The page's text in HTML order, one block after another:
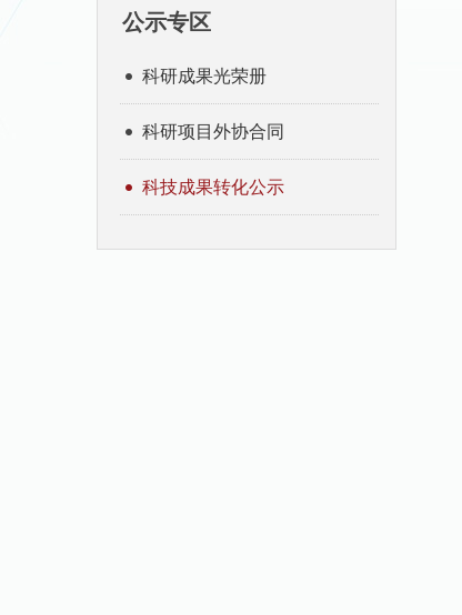
公示专区
科研成果光荣册
科研项目外协合同
科技成果转化公示